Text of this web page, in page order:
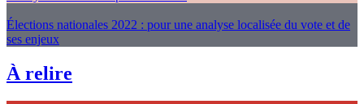
Élections nationales 2022 : pour une analyse localisée du vote et de
ses enjeux
À relire